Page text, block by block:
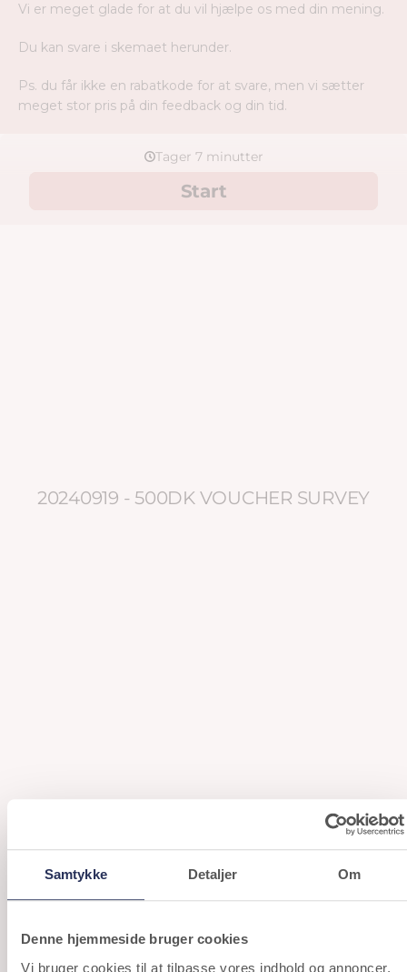
Samtykke Detaljer Om
Denne hjemmeside bruger cookies
Vi bruger cookies til at tilpasse vores indhold og annoncer,
Vi er meget glade for at du vil hjælpe os med din mening.
Du kan svare i skemaet herunder.
Ps. du får ikke en rabatkode for at svare, men vi sætter
meget stor pris på din feedback og din tid.
NYHEDER FRA ROCCAMORE